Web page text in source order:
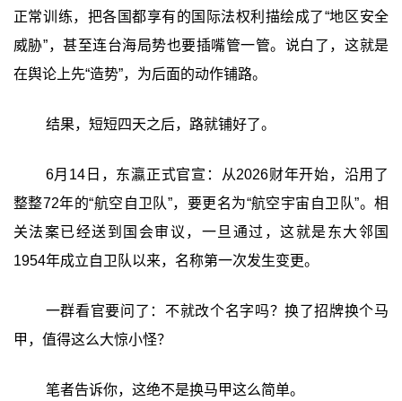
正常训练，把各国都享有的国际法权利描绘成了“地区安全
威胁”，甚至连台海局势也要插嘴管一管。说白了，这就是
在舆论上先“造势”，为后面的动作铺路。
结果，短短四天之后，路就铺好了。
6月14日，东瀛正式官宣：从2026财年开始，沿用了
整整72年的“航空自卫队”，要更名为“航空宇宙自卫队”。相
关法案已经送到国会审议，一旦通过，这就是东大邻国
1954年成立自卫队以来，名称第一次发生变更。
一群看官要问了：不就改个名字吗？换了招牌换个马
甲，值得这么大惊小怪？
笔者告诉你，这绝不是换马甲这么简单。